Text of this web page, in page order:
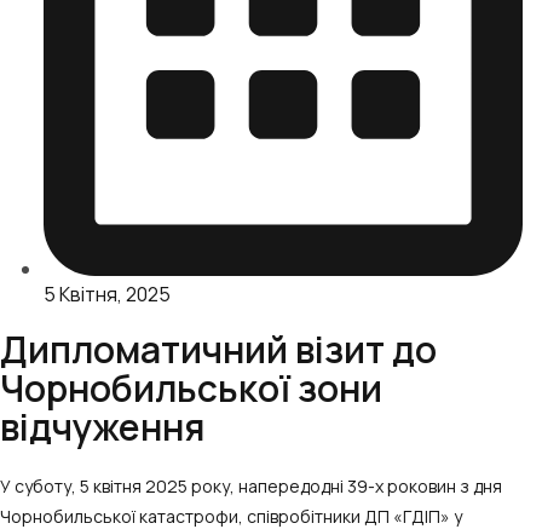
5 Квітня, 2025
Дипломатичний візит до
Чорнобильської зони
відчуження
У суботу, 5 квітня 2025 року, напередодні 39-х роковин з дня
Чорнобильської катастрофи, співробітники ДП «ГДІП» у